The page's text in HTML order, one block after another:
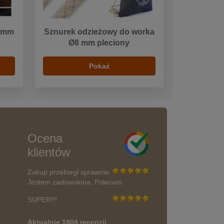
Sznurek odzieżowy do worka
Ø8 mm pleciony
Pokaż
Ocena
klientów
Zakup przebiegł sprawnie.
Jestem zadowolona. Polecam.
SUPER!!!
Aktualnie 1804 recenzji